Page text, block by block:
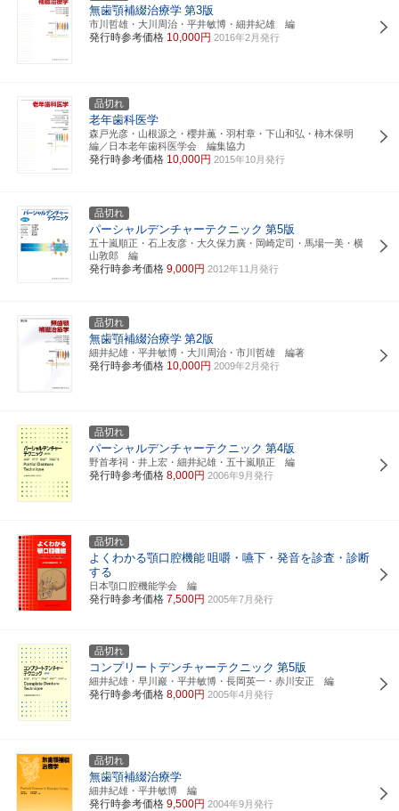
無歯顎補綴治療学 第3版
市川哲雄・大川周治・平井敏博・細井紀雄 編
発行時参考価格 10,000円 2016年2月発行
品切れ
老年歯科医学
森戸光彦・山根源之・櫻井薫・羽村章・下山和弘・柿木保明
編／日本老年歯科医学会 編集協力
発行時参考価格 10,000円 2015年10月発行
品切れ
パーシャルデンチャーテクニック 第5版
五十嵐順正・石上友彦・大久保力廣・岡崎定司・馬場一美・横
山敦郎 編
発行時参考価格 9,000円 2012年11月発行
品切れ
無歯顎補綴治療学 第2版
細井紀雄・平井敏博・大川周治・市川哲雄 編著
発行時参考価格 10,000円 2009年2月発行
品切れ
パーシャルデンチャーテクニック 第4版
野首孝祠・井上宏・細井紀雄・五十嵐順正 編
発行時参考価格 8,000円 2006年9月発行
品切れ
よくわかる顎口腔機能 咀嚼・嚥下・発音を診査・診断
する
日本顎口腔機能学会 編
発行時参考価格 7,500円 2005年7月発行
品切れ
コンプリートデンチャーテクニック 第5版
細井紀雄・早川巖・平井敏博・長岡英一・赤川安正 編
発行時参考価格 8,000円 2005年4月発行
品切れ
無歯顎補綴治療学
細井紀雄・平井敏博 編
発行時参考価格 9,500円 2004年9月発行